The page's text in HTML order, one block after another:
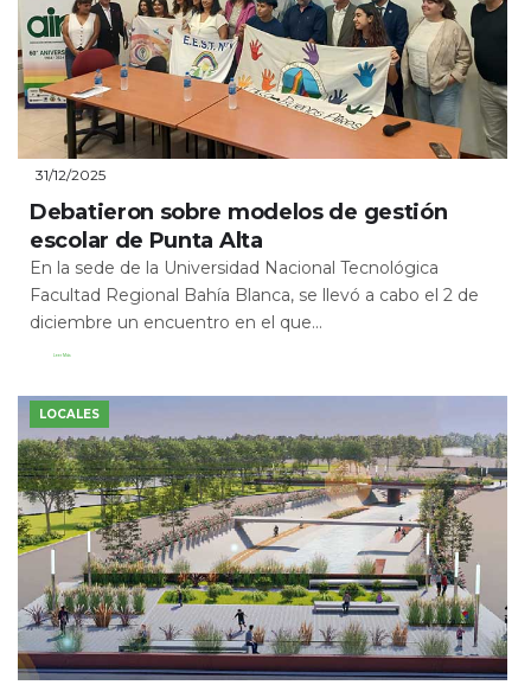
31/12/2025
Debatieron sobre modelos de gestión
escolar de Punta Alta
En la sede de la Universidad Nacional Tecnológica
Facultad Regional Bahía Blanca, se llevó a cabo el 2 de
diciembre un encuentro en el que...
Leer Más
LOCALES